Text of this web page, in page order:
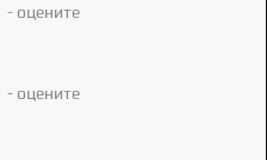
- оцените
- оцените